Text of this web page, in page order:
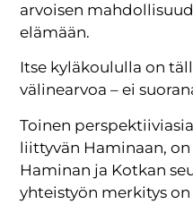
arvoisen
elämään.
Itse kyläkoululla on
välinearvoa – ei
Toinen
liittyvän Haminaan,
Haminan ja Kotkan
yhteistyön merkitys